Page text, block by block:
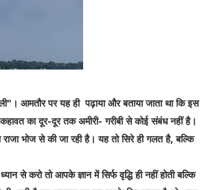
आमतौर पर यह ही पढ़ाया और बताया जाता था कि इस
का दूर-दूर तक अमीरी- गरीबी से कोई संबंध नहीं है।
भोज से की जा रही है। यह तो सिरे ही गलत है, बल्कि
से करो तो आपके ज्ञान में सिर्फ वृद्धि ही नहीं होती बल्कि